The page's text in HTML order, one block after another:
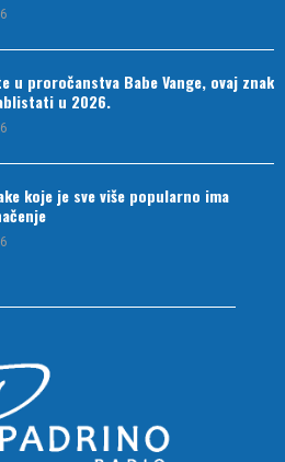
u proročanstva Babe Vange, ovaj znak
u 2026.
koje je sve više popularno ima